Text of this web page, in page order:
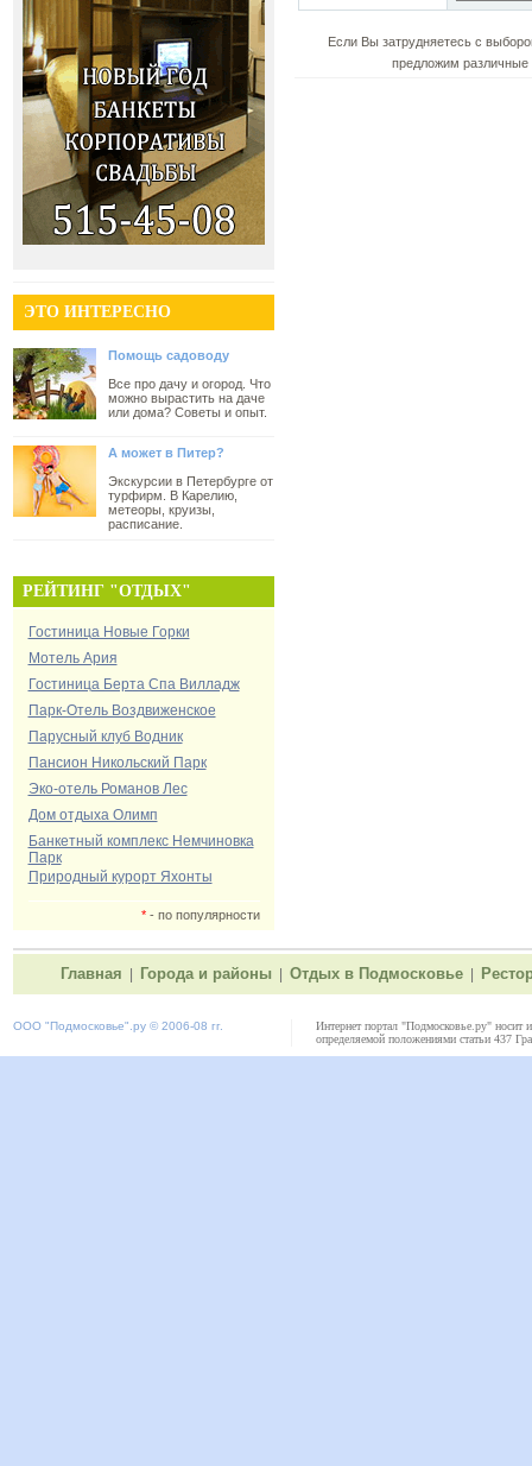
ЭТО ИНТЕРЕСНО
Помощь садоводу
Все про дачу и огород. Что
можно вырастить на даче
или дома? Советы и опыт.
А может в Питер?
Экскурсии в Петербурге от
турфирм. В Карелию,
метеоры, круизы,
расписание.
РЕЙТИНГ "ОТДЫХ"
Гостиница Новые Горки
Мотель Ария
Гостиница Берта Спа Вилладж
Парк-Отель Воздвиженское
Парусный клуб Водник
Пансион Никольский Парк
Эко-отель Романов Лес
Дом отдыха Олимп
Банкетный комплекс Немчиновка
Парк
Природный курорт Яхонты
*- по популярности
Если Вы затрудняетесь с
предложим различные
Главная Города и районы Отдых в Подмосковье
ООО "Подмосковье" .ру © 2006-08 гг.
Интернет портал "Подмосковье.ру" носит
определяемой положениями статьи 437